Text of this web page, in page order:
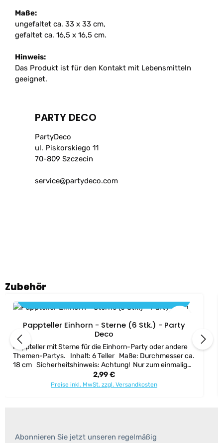
Maße:
ungefaltet ca. 33 x 33 cm,
gefaltet ca. 16,5 x 16,5 cm.
Hinweis:
Das Produkt ist für den Kontakt mit Lebensmitteln
geeignet.
PARTY DECO
PartyDeco
ul. Piskorskiego 11
70-809 Szczecin
service@partydeco.com
Produktgalerie überspringen
Zubehör
Pappteller Einhorn - Sterne (6 Stk.) - Party
Deco
Pappteller mit Sterne für die Einhorn-Party oder andere
Themen-Partys. Inhalt: 6 Teller Maße: Durchmesser ca.
18 cm Sicherheitshinweis: Achtung! Nur zum einmaligen
Gebrauch! Das Produkt ist für den Kontakt mit
Lebensmitteln geeignet. Nicht in der Spülmaschine
Regulärer Preis:
2,99 €
Preise inkl. MwSt. zzgl. Versandkosten
Abonnieren Sie jetzt unseren regelmäßig